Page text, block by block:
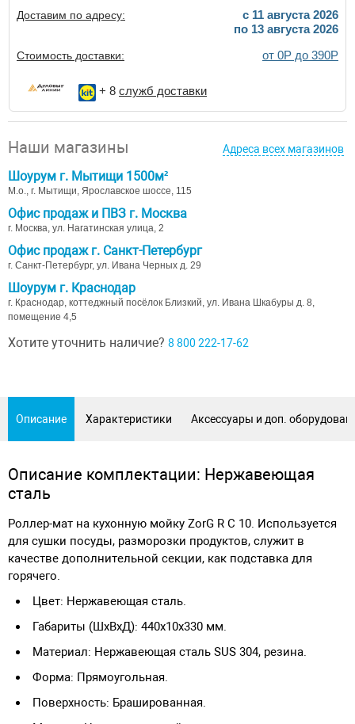
Доставим по адресу:
c 11 августа 2026
по 13 августа 2026
Стоимость доставки: от 0Р до 390Р
+ 8 служб доставки
Наши магазины Адреса всех магазинов
Шоурум г. Мытищи 1500м²
М.о., г. Мытищи, Ярославское шоссе, 115
Офис продаж и ПВЗ г. Москва
г. Москва, ул. Нагатинская улица, 2
Офис продаж г. Санкт-Петербург
г. Санкт-Петербург, ул. Ивана Черных д. 29
Шоурум г. Краснодар
г. Краснодар, коттеджный посёлок Близкий, ул. Ивана Шкабуры д. 8,
помещение 4,5
Хотите уточнить наличие? 8 800 222-17-62
Описание Характеристики Аксессуары и доп.
Описание комплектации: Нержавеющая
сталь
Роллер-мат на кухонную мойку ZorG R C 10. Используется
для сушки посуды, разморозки продуктов, служит в
качестве дополнительной секции, как подставка для
горячего.
Цвет: Нержавеющая сталь.
Габариты (ШхВхД): 440х10х330 мм.
Материал: Нержавеющая сталь SUS 304, резина.
Форма: Прямоугольная.
Поверхность: Брашированная.